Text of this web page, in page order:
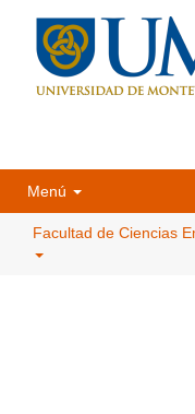
Menú
Facultad de Ciencias